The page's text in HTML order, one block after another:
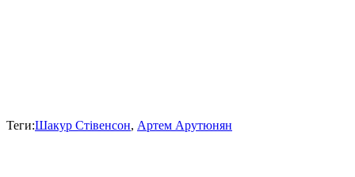
Теги:Шакур Стівенсон, Артем Арутюнян